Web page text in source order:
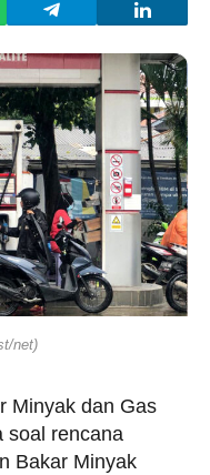
net)
Minyak dan Gas
soal rencana
Bakar Minyak